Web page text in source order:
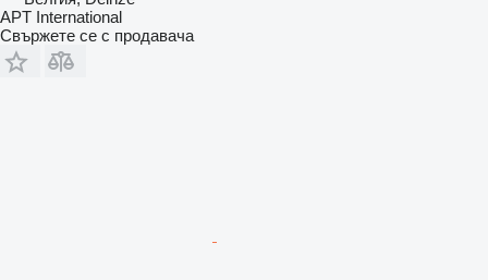
APT International
Свържете се с продавача